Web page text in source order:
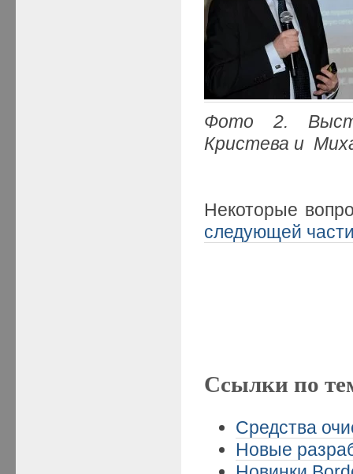
Фото 2.
Кристева и
Некоторые
следующей
Ссылки по
Средства
Новые